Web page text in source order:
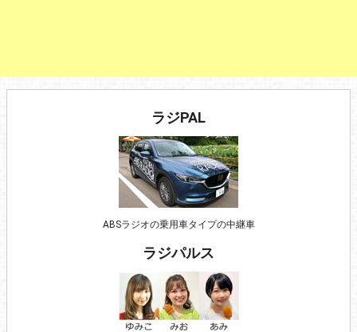
ラジPAL
ABSラジオの乗用車タイプの中継車
ラジパルス